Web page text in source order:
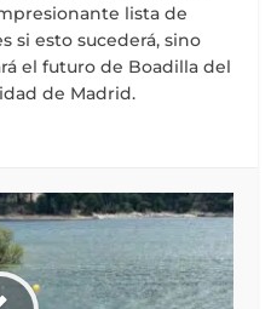
lista de
si esto sucederá, sino
el futuro de Boadilla del
de Madrid.